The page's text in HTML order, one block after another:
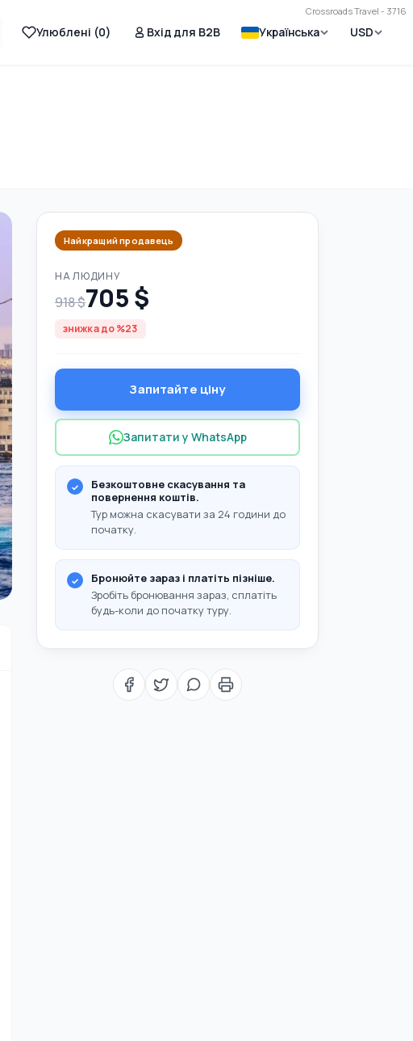
Crossroads Travel - 3716
Улюблені (0) Вхід для B2B Українська USD
Найкращий продавець
НА ЛЮДИНУ
918 $705 $
знижка до %23
Запитайте ціну
Запитати у WhatsApp
Безкоштовне скасування та
повернення коштів.
Тур можна скасувати за 24 години до
початку.
Бронюйте зараз і платіть пізніше.
Зробіть бронювання зараз, сплатіть
будь-коли до початку туру.